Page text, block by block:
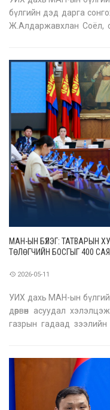
бүлгийн дэд дарга
Ж.Алдаржавхлан Соёл,
явуулж
МАН-ЫН БҮЛЭГ: ТАТВАРЫН
ТӨЛӨГЧИЙН БОСГЫГ 400
2026-05-11
УИХ дахь МАН-ын бүлгийн
дөрвөн асуудал
газрын гадаад зээлийн
сайд